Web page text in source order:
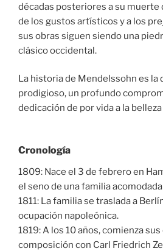
décadas posteriores a su muerte
de los gustos artísticos y a los
sus obras siguen siendo una
clásico occidental.
La historia de Mendelssohn es la
prodigioso, un profundo
dedicación de por vida a la
Cronología
1809: Nace el 3 de febrero en
el seno de una familia
1811: La familia se traslada a
ocupación napoleónica.
1819: A los 10 años, comienza
composición con Carl Friedrich